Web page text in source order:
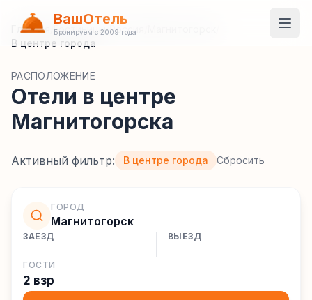
ВашОтель
Бронируем с 2009 года
Главная Гостиницы/Россия
В центре города
РАСПОЛОЖЕНИЕ
Отели в центре
Магнитогорска
Активный фильтр: В центре города Сбросить
ГОРОД
Магнитогорск
ЗАЕЗД ВЫЕЗД
ГОСТИ
2 взр